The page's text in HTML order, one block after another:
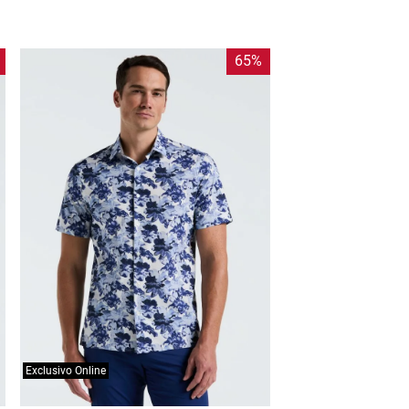
65%
Exclusivo Online